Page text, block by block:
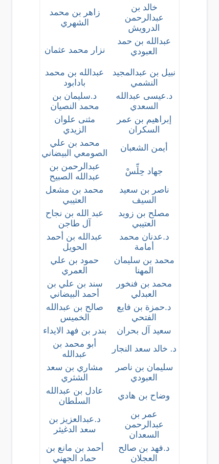
خالد بن
عبدالرحمن
الدرويش
زاهر بن محمد
الشهري
عبدالله بن حمد
العبودي
نزار محمد عثمان
نبيل بن عبدالمجيد
النشمي
عبدالله بن محمد
بادابود
د.عيسى عبدالله
السعدي
د.سليمان بن
محمد النصيان
إبراهيم بن عمر
السكران
مثنى علوان
الزيدي
أيمن الشعبان
محمد بن علي
الصومعي البيضاني
جهاد حِلِّسْ
عبدالرحمن بن
عبدالله الصبيح
ناصر بن سعيد
السيف
محمد بن مشعل
العتيبي
مصلح بن زويد
العتيبي
عبد الله بن نجاح
آل طاجن
د.عدنان محمد
أمامة
عبدالله بن أحمد
الحويل
محمد بن سليمان
المهنا
حمود بن علي
العمري
محمد بن فنخور
العبدلي
سند بن علي بن
أحمد البيضاني
د.حمزة بن فايع
الفتحي
صالح بن عبدالله
الخميس
سعيد آل بحران
بندر بن فهد الايداء
د. خالد سعد النجار
أبو محمد بن
عبدالله
سليمان بن ناصر
العبودي
مشاري بن سعد
الشثري
وضاح بن هادي
عادل بن عبدالله
السلطان
عمر بن
عبدالرحمن
السعدان
د.عبدالعزيز بن
سعد الدغيثر
د.فهد بن صالح
العجلان
أحمد بن مانع بن
حماد الجهني